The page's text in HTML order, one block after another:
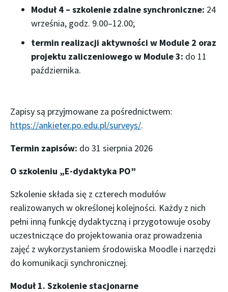
Moduł 4 – szkolenie zdalne synchroniczne: 24
września, godz. 9.00–12.00;
termin realizacji aktywności w Module 2 oraz
projektu zaliczeniowego w Module 3: do 11
października.
Zapisy są przyjmowane za pośrednictwem:
https://ankieter.po.edu.pl/surveys/.
Termin zapisów: do 31 sierpnia 2026
O szkoleniu „E-dydaktyka PO”
Szkolenie składa się z czterech modułów
realizowanych w określonej kolejności. Każdy z nich
pełni inną funkcję dydaktyczną i przygotowuje osoby
uczestniczące do projektowania oraz prowadzenia
zajęć z wykorzystaniem środowiska Moodle i narzędzi
do komunikacji synchronicznej.
Moduł 1. Szkolenie stacjonarne